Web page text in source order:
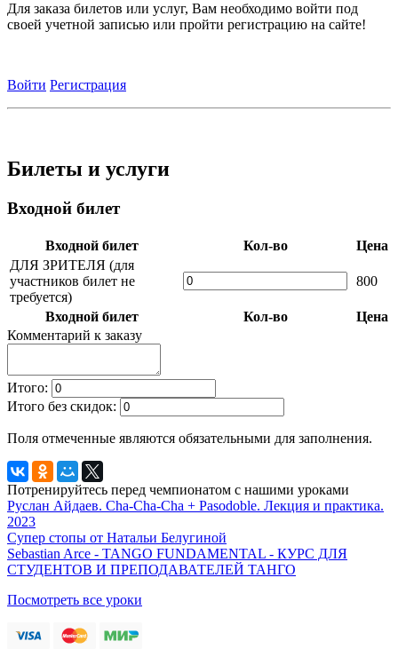
Для заказа билетов или услуг, Вам необходимо войти под
своей учетной записью или пройти регистрацию на сайте!
Войти Регистрация
Билеты и услуги
Входной билет
Входной билет Кол-во
Цена
ДЛЯ ЗРИТЕЛЯ (для
участников билет не
требуется)
800
Входной билет Кол-во
Цена
Комментарий к заказу
Итого:
Итого без скидок:
Поля отмеченные являются обязательными для заполнения.
Потренируйтесь перед чемпионатом с нашими уроками
Руслан Айдаев. Cha-Cha-Cha + Pasodoble. Лекция и практика.
2023
Супер стопы от Натальи Белугиной
Sebastian Arce - TANGO FUNDAMENTAL - КУРС ДЛЯ
СТУДЕНТОВ И ПРЕПОДАВАТЕЛЕЙ ТАНГО
Посмотреть все уроки